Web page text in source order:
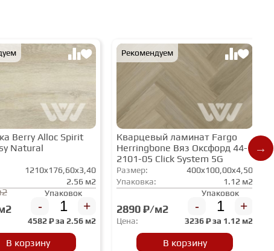
Berry Alloc Spirit
Natural
1210x176,60x3,40
2.56 м2
Упаковок
- +
4582₽ за 2.56 м2
В корзину
Рекомендуем
Кварцевый ламинат Fargo
Herringbone Вяз Оксфорд 44-
2101-05 Click System 5G
Размер:
400x100,00x4,50
Упаковка:
1.12 м2
2890 ₽/м2
Упаковок
- +
Цена: 3236₽ за 1.12 м2
В корзину